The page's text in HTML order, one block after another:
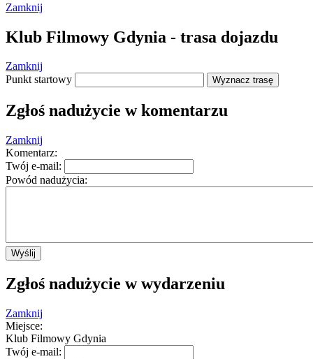
Zamknij
Klub Filmowy Gdynia - trasa dojazdu
Zamknij
Ta strona nie może poprawnie wczytać Map
Czy jesteś właścicielem tej witryny?
Punkt startowy Wyznacz trasę
Zgłoś nadużycie w komentarzu
Zamknij
Komentarz:
Twój e-mail:
Powód nadużycia:
Wyślij
Zgłoś nadużycie w wydarzeniu
Zamknij
Miejsce:
Klub Filmowy Gdynia
Twój e-mail: